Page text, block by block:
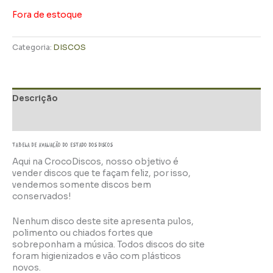
Fora de estoque
Categoria: DISCOS
Descrição
TABELA DE AVALIAÇÃo do estado dos discos
Aqui na CrocoDiscos, nosso objetivo é
vender discos que te façam feliz, por isso,
vendemos somente discos bem
conservados!
Nenhum disco deste site apresenta pulos,
polimento ou chiados fortes que
sobreponham a música. Todos discos do site
foram higienizados e vão com plásticos
novos.